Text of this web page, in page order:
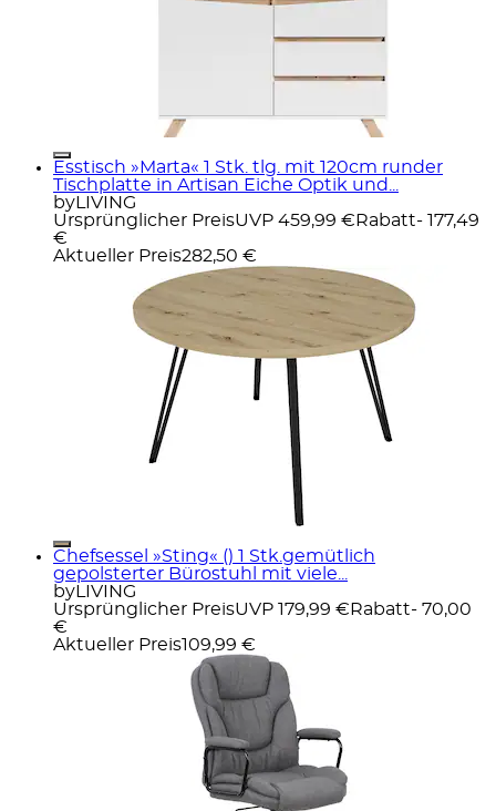
Esstisch »Marta« 1 Stk. tlg. mit 120cm runder
Tischplatte in Artisan Eiche Optik und...
byLIVING
Ursprünglicher PreisUVP 459,99 € Rabatt- 177,49
€
Aktueller Preis282,50 €
Chefsessel »Sting« () 1 Stk.gemütlich
gepolsterter Bürostuhl mit viele...
byLIVING
Ursprünglicher PreisUVP 179,99 € Rabatt- 70,00
€
Aktueller Preis109,99 €